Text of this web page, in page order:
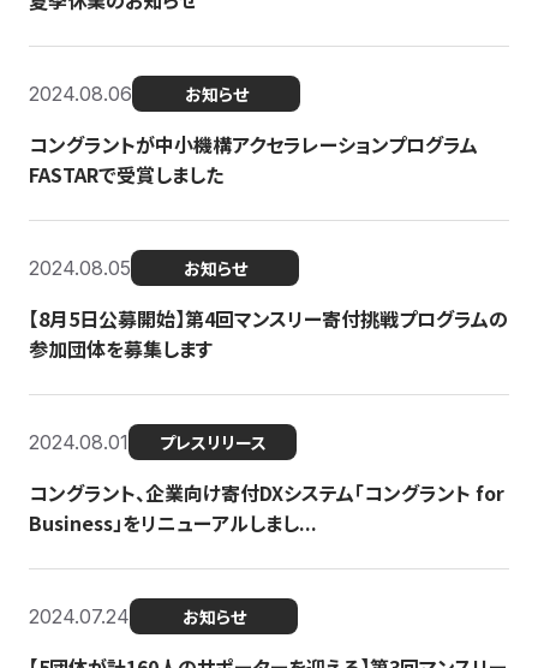
2024.08.06 お知らせ
コングラントが中小機構アクセラレーションプログラム
FASTARで受賞しました
2024.08.05 お知らせ
【8月5日公募開始】第4回マンスリー寄付挑戦プログラムの
参加団体を募集します
2024.08.01 プレスリリース
コングラント、企業向け寄付DXシステム「コングラント for
Business」をリニューアルしまし...
2024.07.24 お知らせ